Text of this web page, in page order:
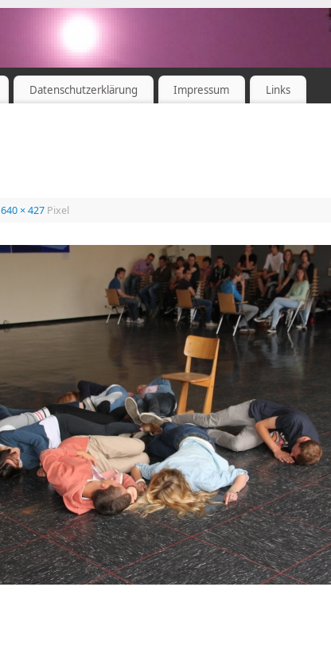
Datenschutzerklärung Impressum Links
640 × 427 Pixel